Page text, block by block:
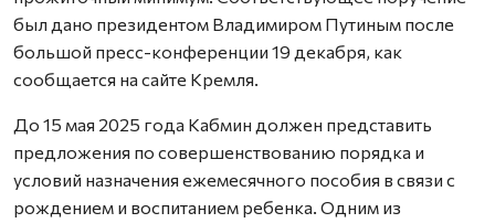
был дано президентом Владимиром Путиным после
большой пресс-конференции 19 декабря, как
сообщается на сайте Кремля.
До 15 мая 2025 года Кабмин должен представить
предложения по совершенствованию порядка и
условий назначения ежемесячного пособия в связи с
рождением и воспитанием ребенка. Одним из